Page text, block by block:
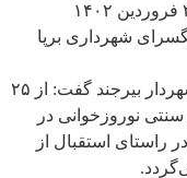
۱۳ تا ۲۰ اسفندماه جاری و ۲۵ اسفندماه تا ۳ فروردین ۱۴۰۲
شهرداری برپا
معاون فرهنگی، اجتماعی و اطلاع رسانی شهردار بیرجند گفت: از ۲۵
۳ فروردین ۱۴۰۱ مراسم سنتی نوروزخوانی در
راستای استقبال از